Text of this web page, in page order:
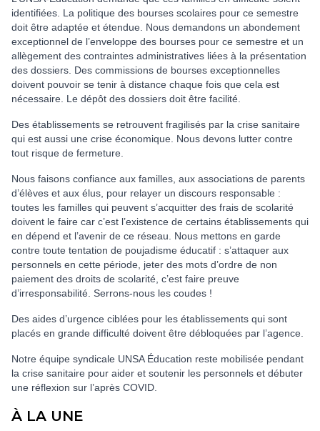
identifiées. La politique des bourses scolaires pour ce semestre
doit être adaptée et étendue. Nous demandons un abondement
exceptionnel de l’enveloppe des bourses pour ce semestre et un
allègement des contraintes administratives liées à la présentation
des dossiers. Des commissions de bourses exceptionnelles
doivent pouvoir se tenir à distance chaque fois que cela est
nécessaire. Le dépôt des dossiers doit être facilité.
Des établissements se retrouvent fragilisés par la crise sanitaire
qui est aussi une crise économique. Nous devons lutter contre
tout risque de fermeture.
Nous faisons confiance aux familles, aux associations de parents
d’élèves et aux élus, pour relayer un discours responsable :
toutes les familles qui peuvent s’acquitter des frais de scolarité
doivent le faire car c’est l’existence de certains établissements qui
en dépend et l’avenir de ce réseau. Nous mettons en garde
contre toute tentation de poujadisme éducatif : s’attaquer aux
personnels en cette période, jeter des mots d’ordre de non
paiement des droits de scolarité, c’est faire preuve
d’irresponsabilité. Serrons-nous les coudes !
Des aides d’urgence ciblées pour les établissements qui sont
placés en grande difficulté doivent être débloquées par l’agence.
Notre équipe syndicale UNSA Éducation reste mobilisée pendant
la crise sanitaire pour aider et soutenir les personnels et débuter
une réflexion sur l’après COVID.
À LA UNE